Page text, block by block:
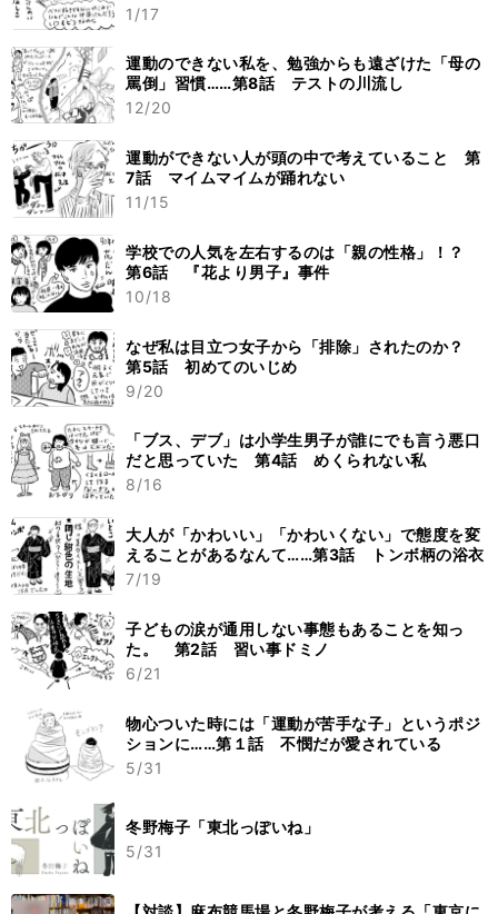
1/17
運動のできない私を、勉強からも遠ざけた「母の
罵倒」習慣……第8話 テストの川流し
12/20
運動ができない人が頭の中で考えていること 第
7話 マイムマイムが踊れない
11/15
学校での人気を左右するのは「親の性格」！？
第6話 『花より男子』事件
10/18
なぜ私は目立つ女子から「排除」されたのか？
第5話 初めてのいじめ
9/20
「ブス、デブ」は小学生男子が誰にでも言う悪口
だと思っていた 第4話 めくられない私
8/16
大人が「かわいい」「かわいくない」で態度を変
えることがあるなんて……第3話 トンボ柄の浴衣
7/19
子どもの涙が通用しない事態もあることを知っ
た。 第2話 習い事ドミノ
6/21
物心ついた時には「運動が苦手な子」というポジ
ションに……第１話 不憫だが愛されている
5/31
冬野梅子「東北っぽいね」
5/31